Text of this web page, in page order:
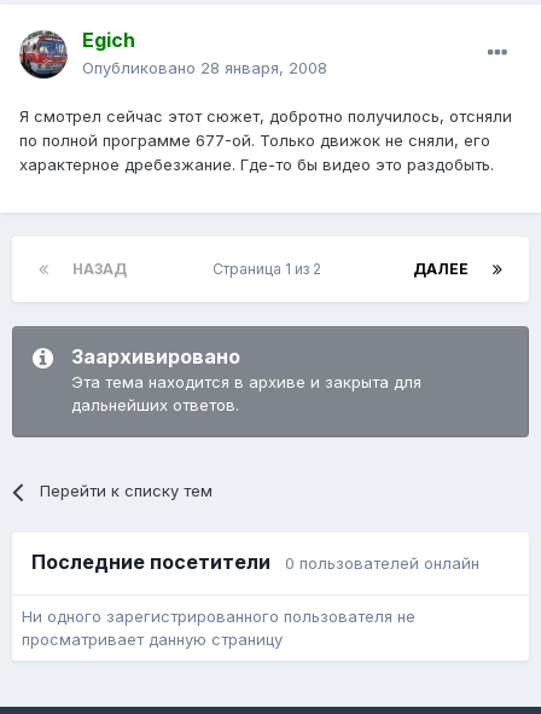
Egich
Опубликовано 28 января, 2008
Я смотрел сейчас этот сюжет, добротно получилось, отсняли
по полной программе 677-ой. Только движок не сняли, его
характерное дребезжание. Где-то бы видео это раздобыть.
НАЗАД ДАЛЕЕ
Страница 1 из 2
Заархивировано
Эта тема находится в архиве и закрыта для
дальнейших ответов.
Перейти к списку тем
Последние посетители 0 пользователей онлайн
Ни одного зарегистрированного пользователя не
просматривает данную страницу